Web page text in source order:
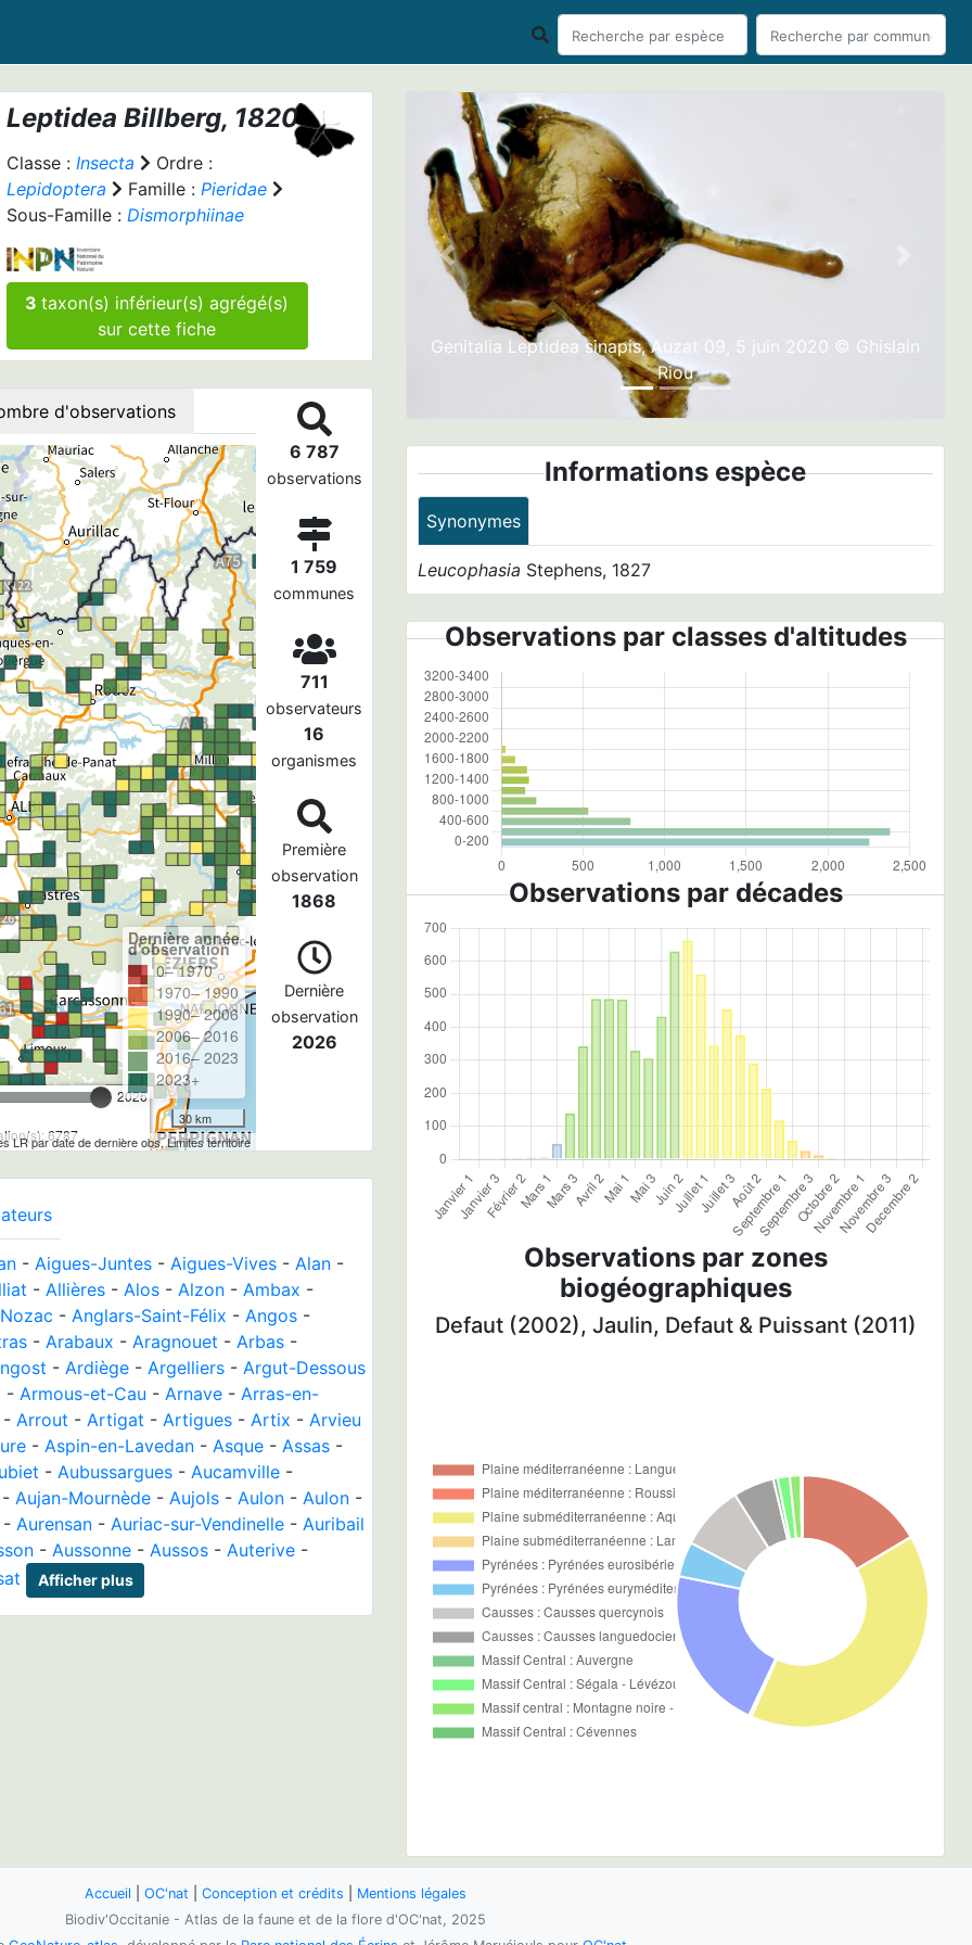
Leptidea Billberg, 1820
Classe : Insecta
Ordre :
Lepidoptera
Famille : Pieridae
Sous-Famille : Dismorphiinae
3taxon(s) inférieur(s) agrégé(s)
sur cette fiche
d'observations
2026
6787
Dernière année
d'observation
0– 1970
1970– 1990
1990– 2006
2006– 2016
2016– 2023
2023+
30 km
LR par date de dernière obs, Limites territoire
6 787
observations
1 759
communes
711
observateurs
16
organismes
Première
observation
1868
Dernière
observation
2026
- Aigues-Juntes - Aigues-Vives - Alan -
- Allières - Alos - Alzon - Ambax -
- Anglars-Saint-Félix - Angos -
- Arabaux - Aragnouet - Arbas -
- Ardiège - Argelliers - Argut-Dessous
- Armous-et-Cau - Arnave - Arras-en-
Arrout - Artigat - Artigues - Artix - Arvieu
- Aspin-en-Lavedan - Asque - Assas -
- Aubussargues - Aucamville -
Aujan-Mournède - Aujols - Aulon - Aulon -
Aurensan - Auriac-sur-Vendinelle - Auribail
- Aussonne - Aussos - Auterive -
Afficher plus
Genitalia Leptidea sinapis, Auzat 09, 5 juin 2020 © Ghislain
Riou
Previous
Informations espèce
Synonymes
Leucophasia Stephens, 1827
Observations par classes d'altitudes
Observations par décades
Observations par zones
biogéographiques
Defaut (2002), Jaulin, Defaut & Puissant (2011)
Accueil OC'nat Conception et crédits
Mentions légales
Biodiv'Occitanie - Atlas de la faune et de la flore d'OC'nat, 2025